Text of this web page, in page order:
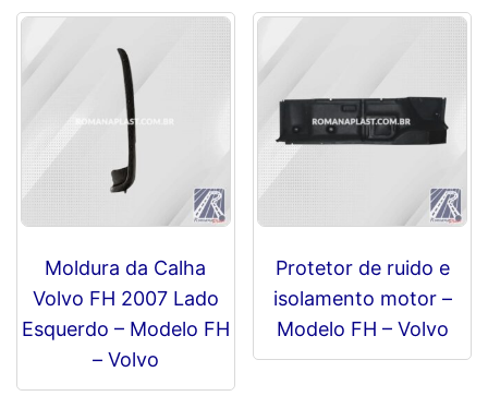
-
Volvo
quantidade
Moldura da Calha
Volvo FH 2007 Lado
Esquerdo – Modelo FH
– Volvo
Protetor de ruido e
isolamento motor –
Modelo FH – Volvo